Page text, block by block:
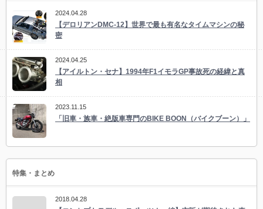
2024.04.28
【デロリアンDMC-12】世界で最も有名なタイムマシンの秘
密
2024.04.25
【アイルトン・セナ】1994年F1イモラGP事故死の経緯と真
相
2023.11.15
「旧車・族車・絶版車専門のBIKE BOON（バイクブーン）」
特集・まとめ
2018.04.28